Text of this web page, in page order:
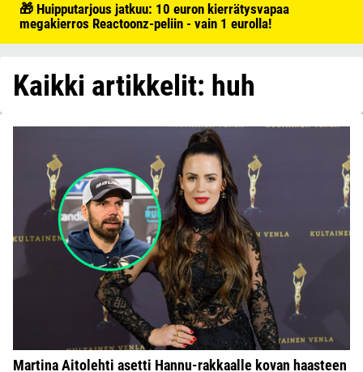
🎁 Huipputarjous jatkuu: 10 euron kierrätysvapaa
megakierros Reactoonz-peliin - vain 1 eurolla!
Kaikki artikkelit: huh
Martina Aitolehti asetti Hannu-rakkaalle kovan haasteen